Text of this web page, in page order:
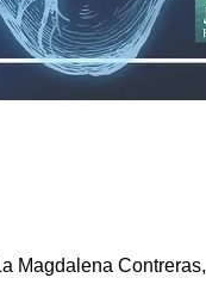
Magdalena Contreras,